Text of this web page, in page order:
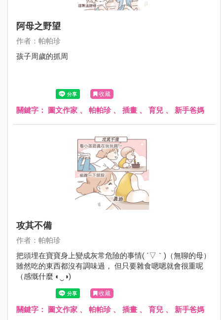
阿母之野望
作者：帕帕珍
孩子周歲的抓周
收藏
關鍵字： 圖文作家 、 帕帕珍、 插畫 、 育兒 、 新手爸媽
攻其不備
作者：帕帕珍
把頭埋在寶寶身上變成灰常危險的事情( ´▽｀)（無聊的母）
雖然吃的東西都沒有調味過， 但只要雜食嗯嗯就會很重呢
（感慨什麼 ◐‿◑)
收藏
關鍵字： 圖文作家 、 帕帕珍、 插畫 、 育兒 、 新手爸媽